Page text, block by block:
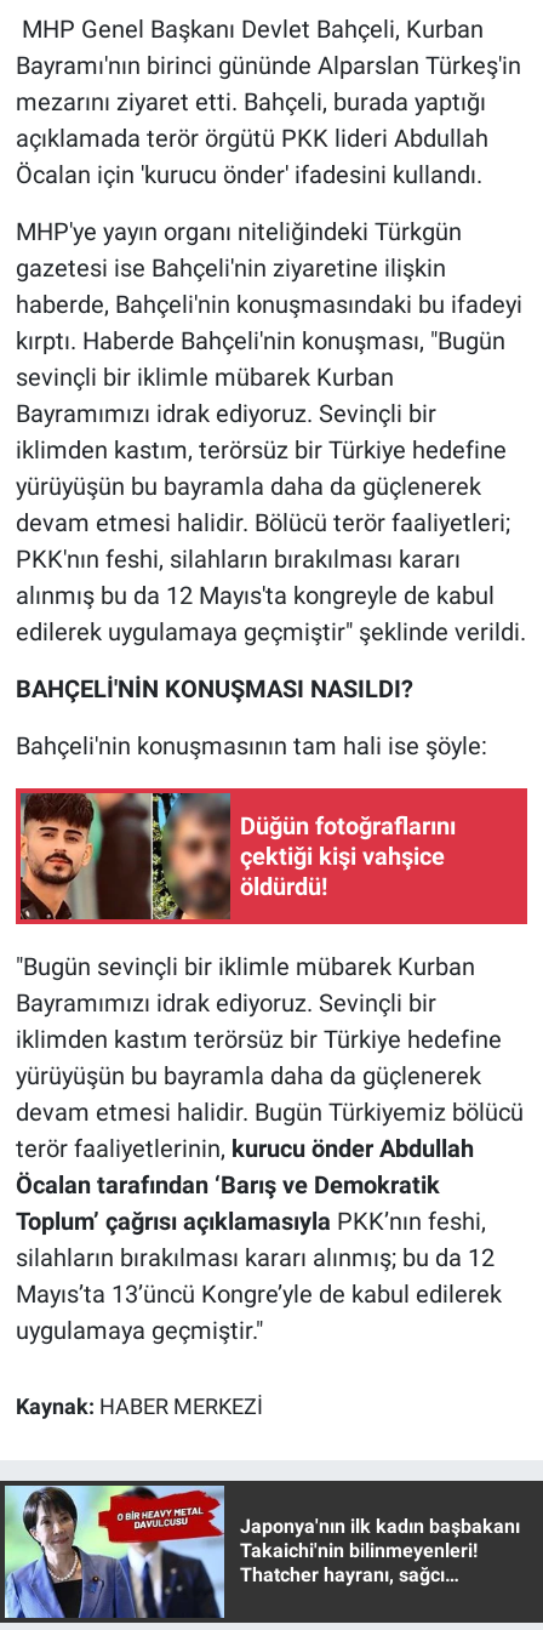
MHP Genel Başkanı Devlet Bahçeli, Kurban
Bayramı'nın birinci gününde Alparslan Türkeş'in
mezarını ziyaret etti. Bahçeli, burada yaptığı
açıklamada terör örgütü PKK lideri Abdullah
Öcalan için 'kurucu önder' ifadesini kullandı.
MHP'ye yayın organı niteliğindeki Türkgün
gazetesi ise Bahçeli'nin ziyaretine ilişkin
haberde, Bahçeli'nin konuşmasındaki bu ifadeyi
kırptı. Haberde Bahçeli'nin konuşması, "Bugün
sevinçli bir iklimle mübarek Kurban
Bayramımızı idrak ediyoruz. Sevinçli bir
iklimden kastım, terörsüz bir Türkiye hedefine
yürüyüşün bu bayramla daha da güçlenerek
devam etmesi halidir. Bölücü terör faaliyetleri;
PKK'nın feshi, silahların bırakılması kararı
alınmış bu da 12 Mayıs'ta kongreyle de kabul
edilerek uygulamaya geçmiştir" şeklinde verildi.
BAHÇELİ'NİN KONUŞMASI NASILDI?
Bahçeli'nin konuşmasının tam hali ise şöyle:
Düğün fotoğraflarını
çektiği kişi vahşice
öldürdü!
"Bugün sevinçli bir iklimle mübarek Kurban
Bayramımızı idrak ediyoruz. Sevinçli bir
iklimden kastım terörsüz bir Türkiye hedefine
yürüyüşün bu bayramla daha da güçlenerek
devam etmesi halidir. Bugün Türkiyemiz bölücü
terör faaliyetlerinin, kurucu önder Abdullah
Öcalan tarafından ‘Barış ve Demokratik
Toplum’ çağrısı açıklamasıyla PKK’nın feshi,
silahların bırakılması kararı alınmış; bu da 12
Mayıs’ta 13’üncü Kongre’yle de kabul edilerek
uygulamaya geçmiştir."
Kaynak: HABER MERKEZİ
Japonya'nın ilk kadın başbakanı
Takaichi'nin bilinmeyenleri!
Thatcher hayranı, sağcı
Gündem Özel
Günün görüntüsü
Haber
İlan
Kimdir
Koronavirüs
Kültür Sanat
Ne demişti
Nedir
Popüler
Programlar
Sağlık
Spor
Teknoloji
Türkiye'nin Geleceği
Türkiye'nin Gündemi
Yerel Gündem
Yerel Yaşam
Canlı Yayın